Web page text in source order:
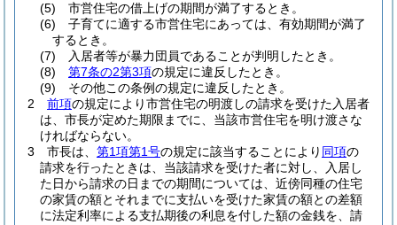
(5)
市営住宅の借上げの期間が満了するとき。
(6)
子育てに適する市営住宅にあっては、有効期間が満了
するとき。
(7)
入居者等が暴力団員であることが判明したとき。
(8)
第7条の2第3項の規定に違反したとき。
(9)
その他この条例の規定に違反したとき。
2
前項の規定により市営住宅の明渡しの請求を受けた入居者
は、市長が定めた期限までに、当該市営住宅を明け渡さな
ければならない。
3
市長は、 第1項第1号の規定に該当することにより 同項の
請求を行ったときは、当該請求を受けた者に対し、入居し
た日から請求の日までの期間については、近傍同種の住宅
の家賃の額とそれまでに支払いを受けた家賃の額との差額
に法定利率による支払期後の利息を付した額の金銭を、請